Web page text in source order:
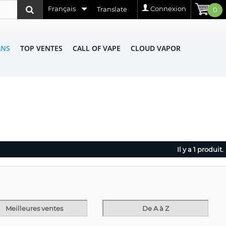
0
Connexion
Translate
Français
TOP VENTES CALL OF VAPE CLOUD VAPOR
Il y a 1 produit.
Meilleures ventes De A à Z